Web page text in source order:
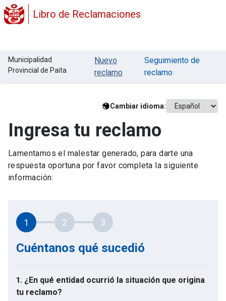
Libro de Reclamaciones
Municipalidad
Provincial de Paita
Nuevo
reclamo
Seguimiento de
reclamo
Cambiar idioma:
Ingresa tu reclamo
Lamentamos el malestar generado, para darte una
respuesta oportuna por favor completa la siguiente
información:
1 2 3
Cuéntanos qué sucedió
1. ¿En qué entidad ocurrió la situación que origina
tu reclamo?